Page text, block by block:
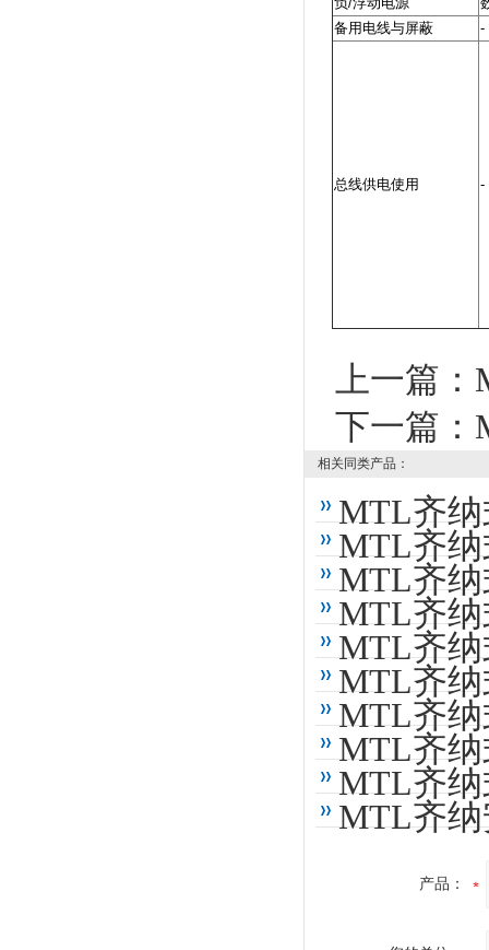
备用电线与屏蔽
-
总线供电使用 -
上一篇：
下一篇：
相关同类产品：
MTL齐纳
MTL齐纳
MTL齐纳
MTL齐纳
MTL齐纳
MTL齐纳
MTL齐纳
MTL齐纳
MTL齐纳
MTL齐纳
产品：